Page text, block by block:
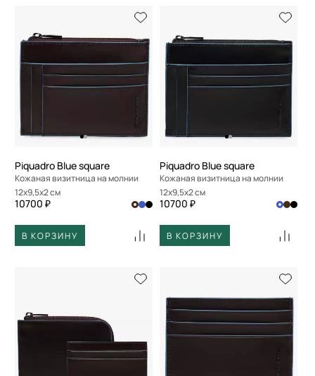
Piquadro Blue square
Кожаная визитница на молнии
12x9,5x2 см
10700 ₽
В КОРЗИНУ
Piquadro Blue square
Кожаная визитница на молнии
12x9,5x2 см
10700 ₽
В КОРЗИНУ